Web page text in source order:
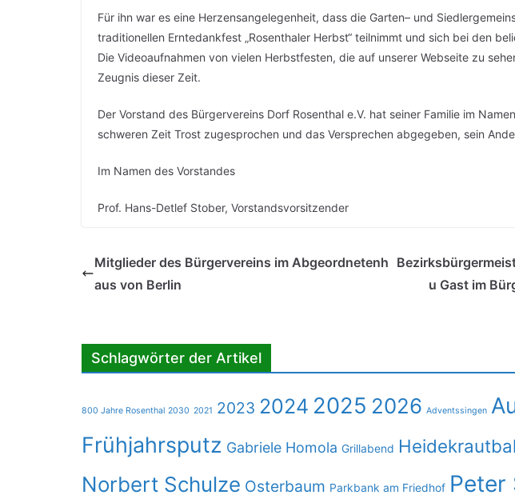
Für ihn war es eine Herzensangelegenheit, dass die Garten– und
traditionellen Erntedankfest „Rosenthaler Herbst“ teilnimmt und sich bei den
Die Videoaufnahmen von vielen Herbstfesten, die auf unserer Webseite zu
Zeugnis dieser Zeit.
Der Vorstand des Bürgervereins Dorf Rosenthal e.V. hat seiner Familie im
schweren Zeit Trost zugesprochen und das Versprechen abgegeben, sein
Im Namen des Vorstandes
Prof. Hans-Detlef Stober, Vorstandsvorsitzender
Mitglieder des Bürgervereins im Abgeordnetenh
aus von Berlin
u Gast im
Schlagwörter der Artikel
800 Jahre Rosenthal 2030 2021 2023 2024 2025 2026 Adventssingen
Frühjahrsputz Gabriele Homola Grillabend
Norbert Schulze Osterbaum Parkbank am Friedhof Peter